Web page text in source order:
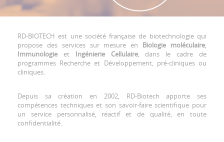
RD-BIOTECH est une société française de biotechnologie qui
propose des services sur mesure en Biologie moléculaire,
Immunologie et Ingénierie Cellulaire, dans le cadre de
programmes Recherche et Développement, pré-cliniques ou
cliniques.
Depuis sa création en 2002, RD-Biotech apporte ses
compétences techniques et son savoir-faire scientifique pour
un service personnalisé, réactif et de qualité, en toute
confidentialité.